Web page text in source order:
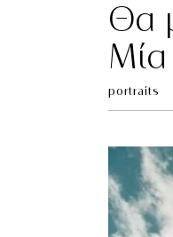
Θα
Μία
portraits